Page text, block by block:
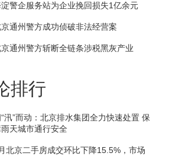
警企服务站为企业挽回损失1亿余元
通州警方成功侦破非法经营案
通州警方斩断全链条涉税黑灰产业
排行
“汛”而动：北京排水集团全力快速处置 保
雨天城市通行安全
北京二手房成交环比下降15.5%，市场